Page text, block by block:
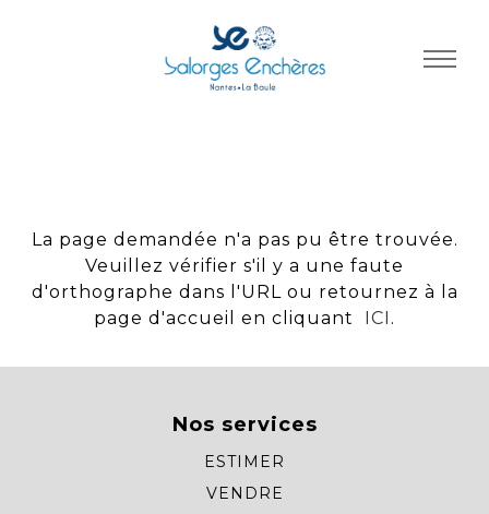
La page demandée n'a pas pu être trouvée.
Veuillez vérifier s'il y a une faute
d'orthographe dans l'URL ou retournez à la
page d'accueil en cliquant
ICI .
Nos services
ESTIMER
VENDRE